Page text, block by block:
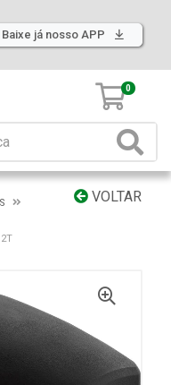
Baixe já nosso APP
0
VOLTAR